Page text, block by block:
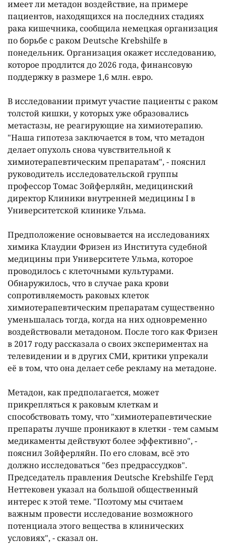
имеет ли метадон воздействие, на примере
пациентов, находящихся на последних стадиях
рака кишечника, сообщила немецкая организация
по борьбе с раком Deutsche Krebshilfe в
понедельник. Организация окажет исследованию,
которое продлится до 2026 года, финансовую
поддержку в размере 1,6 млн. евро.
В исследовании примут участие пациенты с раком
толстой кишки, у которых уже образовались
метастазы, не реагирующие на химиотерапию.
"Наша гипотеза заключается в том, что метадон
делает опухоль снова чувствительной к
химиотерапевтическим препаратам", - пояснил
руководитель исследовательской группы
профессор Томас Зойферляйн, медицинский
директор Клиники внутренней медицины I в
Университетской клинике Ульма.
Предположение основывается на исследованиях
химика Клаудии Фризен из Института судебной
медицины при Университете Ульма, которое
проводилось с клеточными культурами.
Обнаружилось, что в случае рака крови
сопротивляемость раковых клеток
химиотерапевтическим препаратам существенно
уменьшалась тогда, когда на них одновременно
воздействовали метадоном. После того как Фризен
в 2017 году рассказала о своих экспериментах на
телевидении и в других СМИ, критики упрекали
еë в том, что она делает себе рекламу на метадоне.
Метадон, как предполагается, может
прикрепляться к раковым клеткам и
способствовать тому, что "химиотерапевтические
препараты лучше проникают в клетки - тем самым
медикаменты действуют более эффективно", -
пояснил Зойферляйн. По его словам, всë это
должно исследоваться "без предрассудков".
Председатель правления Deutsche Krebshilfe Герд
Неттековен указал на большой общественный
интерес к этой теме. "Поэтому мы считаем
важным провести исследование возможного
потенциала этого вещества в клинических
условиях", - сказал он.